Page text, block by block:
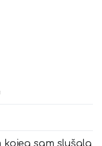
sam slušala